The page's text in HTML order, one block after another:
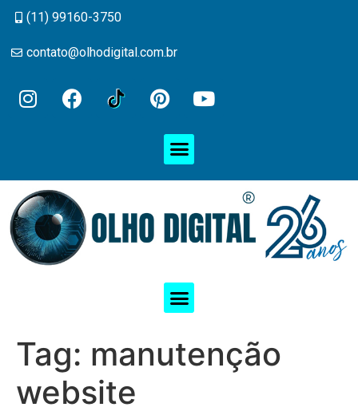
(11) 99160-3750
contato@olhodigital.com.br
Tag: manutenção
website